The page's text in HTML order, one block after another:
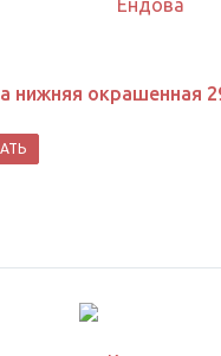
нижняя окрашенная